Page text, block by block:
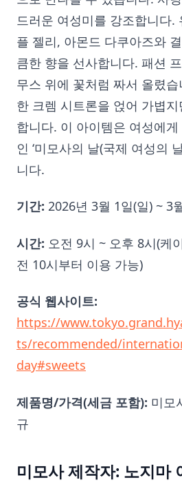
드러운 여성미를 강조합니다.
플 젤리, 아몬드 다쿠아즈와
큼한 향을 선사합니다. 패션
무스 위에 꽃처럼 짜서 올렸
한 크렘 시트론을 얹어 가볍
합니다. 이 아이템은 여성에
인 ‘미모사의 날(국제 여성의
니다.
기간: 2026년 3월 1일(일) ~ 3
시간: 오전 9시 ~ 오후 8시(케
전 10시부터 이용 가능)
공식 웹사이트:
https://
ts/recommended/
day#sweets
제품명/가격(세금 포함): 미모
규
미모사 제작자: 노지마